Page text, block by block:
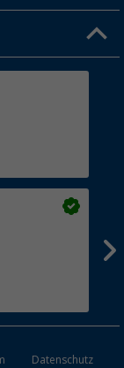
Datenschutz